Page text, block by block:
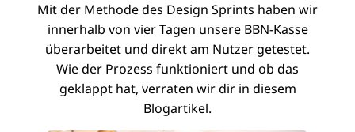
Mit der Methode des Design Sprints haben wir
innerhalb von vier Tagen unsere BBN-Kasse
überarbeitet und direkt am Nutzer getestet.
Wie der Prozess funktioniert und ob das
geklappt hat, verraten wir dir in diesem
Blogartikel.